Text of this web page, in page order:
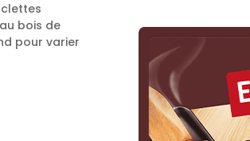
bois de
pour varier